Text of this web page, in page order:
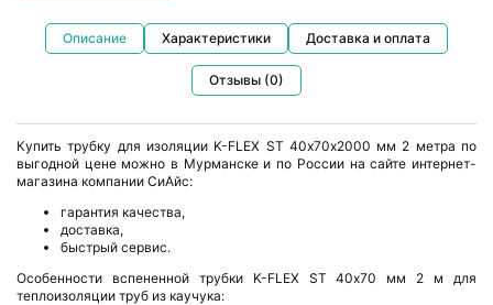
Описание Характеристики Доставка и оплата
Отзывы (0)
Купить трубку для изоляции K-FLEX ST 40х70х2000 мм 2 метра по
выгодной цене можно в Мурманске и по России на сайте интернет-
магазина компании СиАйс:
гарантия качества,
доставка,
быстрый сервис.
Особенности вспененной трубки K-FLEX ST 40х70 мм 2 м для
теплоизоляции труб из каучука: